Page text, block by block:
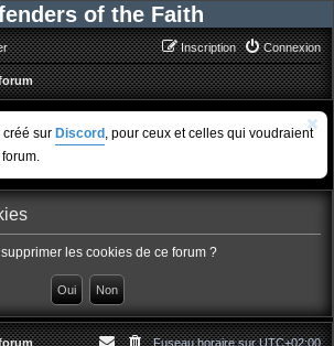
of the Faith
Connexion
Inscription
créé sur Discord , pour ceux et celles qui voudraient
les cookies de ce forum ?
Fuseau horaire surUTC+02:00